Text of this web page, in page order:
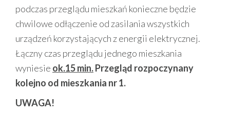
podczas przeglądu mieszkań konieczne będzie
chwilowe odłączenie od zasilania wszystkich
urządzeń korzystających z energii elektrycznej.
Łączny czas przeglądu jednego mieszkania
wyniesie ok.15 min.Przegląd rozpoczynany
kolejno od mieszkania nr 1.
UWAGA!